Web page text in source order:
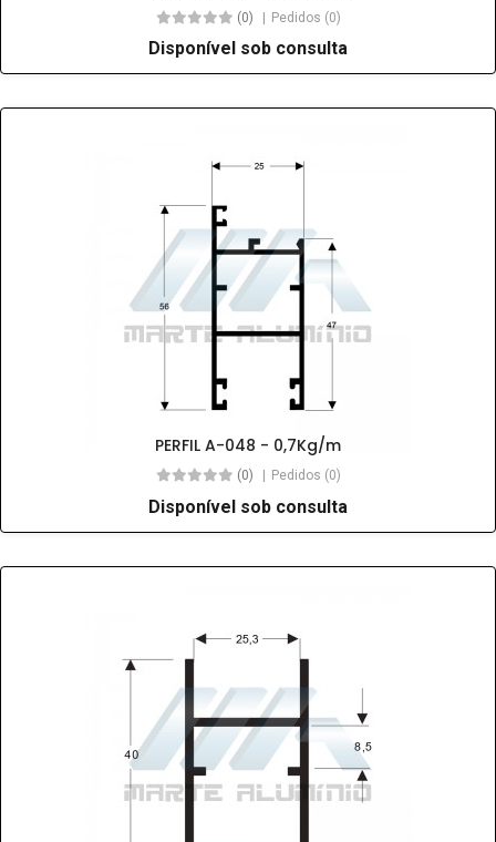
(0) Pedidos (0)
Disponível sob consulta
PERFIL A-048 - 0,7Kg/m
(0) Pedidos (0)
Disponível sob consulta